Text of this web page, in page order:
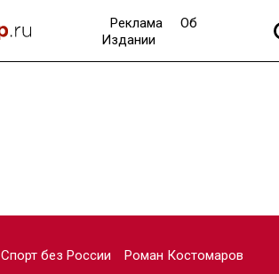
Реклама
Об
Издании
Спорт без России
Роман Костомаров